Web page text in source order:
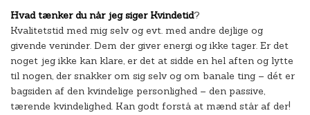
Hvad tænker du når jeg siger Kvindetid?
Kvalitetstid med mig selv og evt. med andre dejlige og
givende veninder. Dem der giver energi og ikke tager. Er det
noget jeg ikke kan klare, er det at sidde en hel aften og lytte
til nogen, der snakker om sig selv og om banale ting – dét er
bagsiden af den kvindelige personlighed – den passive,
tærende kvindelighed. Kan godt forstå at mænd står af der!